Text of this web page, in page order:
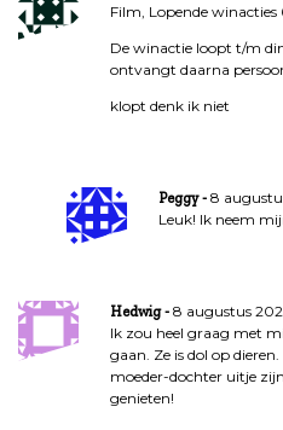
Film, Lopende winacties
De winactie loopt t/m
ontvangt daarna
klopt denk ik niet
Peggy
8
Leuk! Ik neem
Hedwig
8 augustus
Ik zou heel graag met
gaan. Ze is dol op
moeder-dochter uitje
genieten!